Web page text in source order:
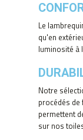
Le
qu'en
luminosité à
Notre
procédés
permettent
sur nos